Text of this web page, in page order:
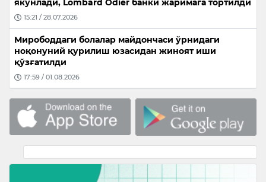
якунлади, Lombard Odier банки жаримага тортилди
15:21 / 28.07.2026
Мирободдаги болалар майдончаси ўрнидаги
ноқонуний қурилиш юзасидан жиноят иши
қўзғатилди
17:59 / 01.08.2026